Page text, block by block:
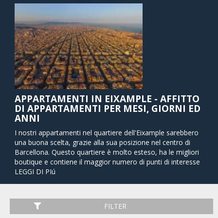
APPARTAMENTI IN EIXAMPLE - AFFITTO
DI APPARTAMENTI PER MESI, GIORNI ED
ANNI
I nostri appartamenti nel quartiere dell'Eixample sarebbero
una buona scelta, grazie alla sua posizione nel centro di
Barcellona. Questo quartiere è molto esteso, ha le migliori
boutique e contiene il maggior numero di punti di interesse
per i visitatori. L'Eixample di Barcellona (chiamato
tipo di vetrina immaginabile - negozi di design, edifici
aziendali, mercati e ristoranti di tutto il mondo. Il buon
LEGGI DI PIú
FILTER